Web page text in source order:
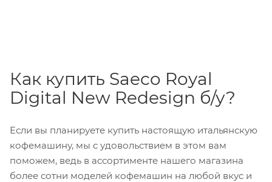
Как купить Saeco Royal
Digital New Redesign б/у?
Если вы планируете купить настоящую итальянскую
кофемашину, мы с удовольствием в этом вам
поможем, ведь в ассортименте нашего магазина
более сотни моделей кофемашин на любой вкус и